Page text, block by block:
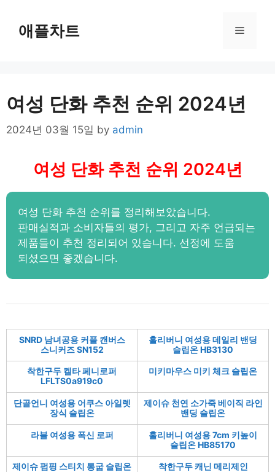
content애플차트 Menu
여성 단화 추천 순위 2024년
2024년 03월 15일 by admin
여성 단화 추천 순위 2024년
여성 단화 추천 순위를 정리해보았습니다.
판매실적과 소비자들의 평가, 그리고 자주 언급되는
제품들이 추천 정리되어 있습니다. 선정에 도움
되셨으면 좋겠습니다.
SNRD 남녀공용 커플 캔버스
스니커즈 SN152
홀리버니 여성용 데일리 밴딩
슬립온 HB3130
착한구두 켈타 페니로퍼
LFLTS0a919c0
미키마우스 미키 체크 슬립온
단골언니 여성용 어쿠스 아일렛
장식 슬립온
제이슈 천연 소가죽 베이직 라인
밴딩 슬립온
라블 여성용 폭신 로퍼
홀리버니 여성용 7cm 키높이
슬립온 HB85170
제이슈 펌핑 스티치 통굽 슬립온
착한구두 캐닌 메리제인